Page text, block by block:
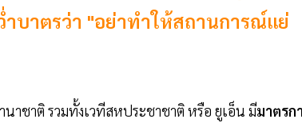
บาตรว่า "อย่าทำให้สถานการณ์แย่
าชาติ รวมทั้งเวทีสหประชาชาติ หรือ ยูเอ็น มีมาตรก